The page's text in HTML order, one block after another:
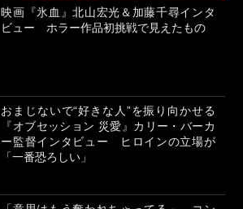
映画『氷血』北山宏光＆加藤千尋インタ
ビュー ホラー作品初挑戦で見えたもの
おまじないで“好きな人”を振り向かせる
『オブセッション 災愛』カリー・バーカ
ー監督インタビュー ヒロインの立場が
「一番恐ろしい」